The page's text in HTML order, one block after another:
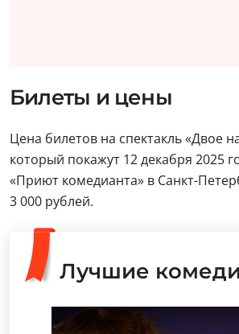
Билеты и цены
Цена билетов на спектакль «Двое
который покажут 12 декабря 2025
«Приют комедианта» в Санкт-
3 000 рублей.
Лучшие